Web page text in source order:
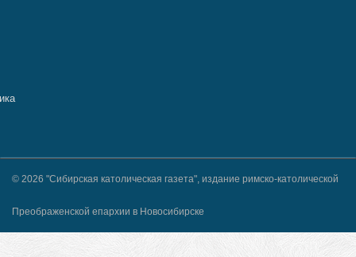
© 2026 "Сибирская католическая газета", издание римско-католической
Преображенской епархии в Новосибирске